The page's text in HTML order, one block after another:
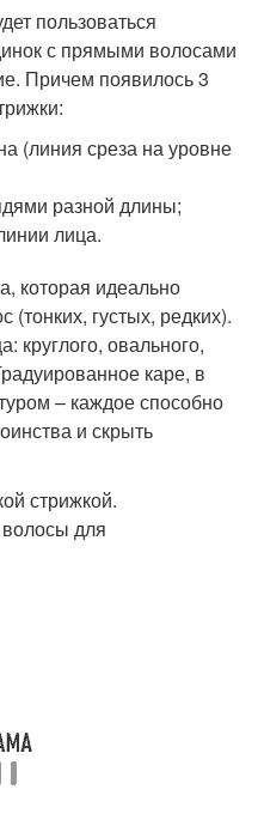
пользоваться
с прямыми волосами
Причем появилось 3
(линия среза на уровне
разной длины;
лица.
которая идеально
(тонких, густых, редких).
круглого, овального,
каре, в
– каждое способно
и скрыть